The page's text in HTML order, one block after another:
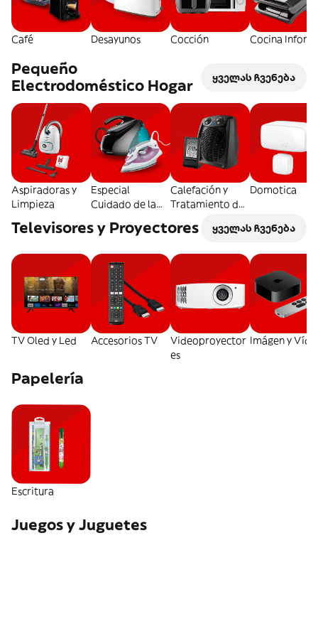
Café Desayunos Cocción Cocina
Pequeño
Electrodoméstico Hogar
ყველას ჩვენება
Aspiradoras y
Limpieza
Especial
Cuidado de la
Calefación y
Tratamiento del
Domotica
Televisores y Proyectores ყველას ჩვენება
TV Oled y Led Accesorios TV
Videoproyector
es
Imágen y
Papelería
Escritura
Juegos y Juguetes